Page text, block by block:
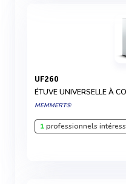
UF260
ÉTUVE UNIVERSELLE À
MEMMERT®
1professionnels